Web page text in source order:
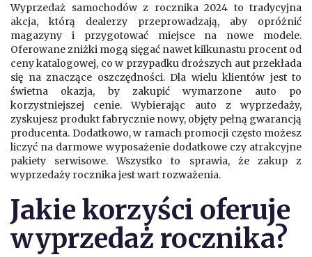
Wyprzedaż samochodów z rocznika 2024 to tradycyjna
akcja, którą dealerzy przeprowadzają, aby opróżnić
magazyny i przygotować miejsce na nowe modele.
Oferowane zniżki mogą sięgać nawet kilkunastu procent od
ceny katalogowej, co w przypadku droższych aut przekłada
się na znaczące oszczędności. Dla wielu klientów jest to
świetna okazja, by zakupić wymarzone auto po
korzystniejszej cenie. Wybierając auto z wyprzedaży,
zyskujesz produkt fabrycznie nowy, objęty pełną gwarancją
producenta. Dodatkowo, w ramach promocji często możesz
liczyć na darmowe wyposażenie dodatkowe czy atrakcyjne
pakiety serwisowe. Wszystko to sprawia, że zakup z
wyprzedaży rocznika jest wart rozważenia.
Jakie korzyści oferuje
wyprzedaż rocznika?